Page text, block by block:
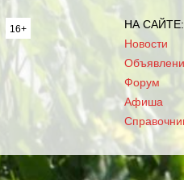
16+
НА САЙТЕ:
Новости
Форум
Афиша